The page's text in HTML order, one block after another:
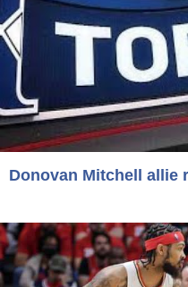
Donovan Mitchell allie